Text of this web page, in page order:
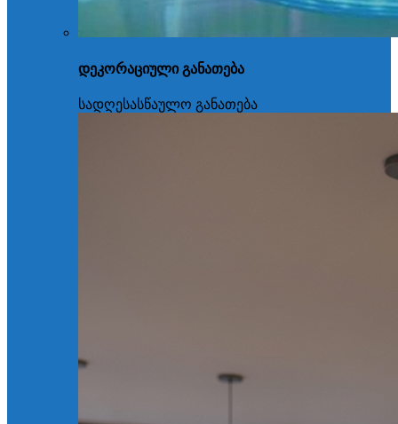
დეკორაციული განათება
სადღესასწაულო განათება